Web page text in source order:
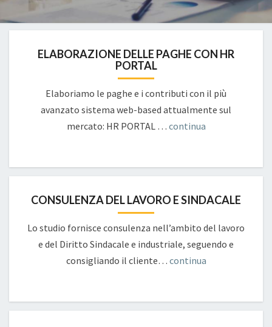
ELABORAZIONE DELLE PAGHE CON HR
PORTAL
Elaboriamo le paghe e i contributi con il più
avanzato sistema web-based attualmente sul
mercato: HR PORTAL … continua
CONSULENZA DEL LAVORO E SINDACALE
Lo studio fornisce consulenza nell’ambito del lavoro
e del Diritto Sindacale e industriale, seguendo e
consigliando il cliente… continua